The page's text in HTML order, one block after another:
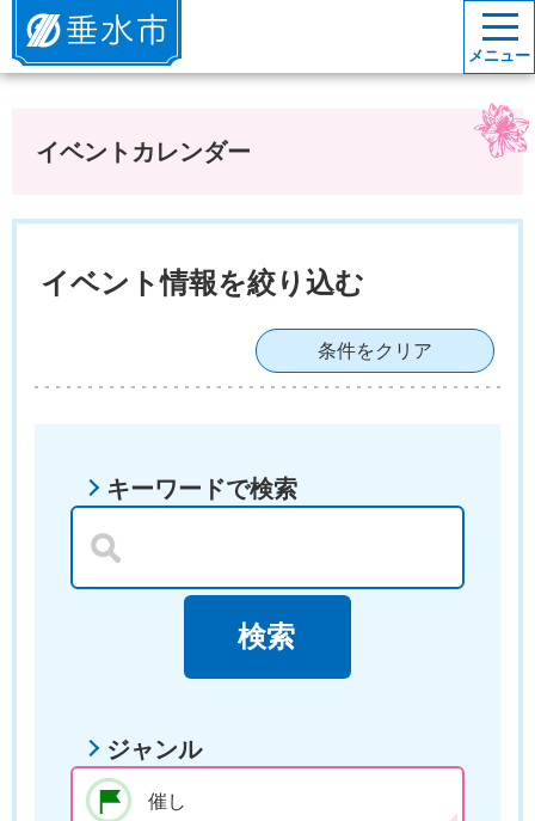
垂水市
メニュー
イベントカレンダー
イベント情報を絞り込む
条件をクリア
キーワードで検索
ジャンル
催し